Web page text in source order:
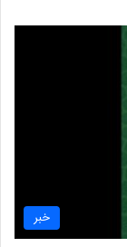
خبر